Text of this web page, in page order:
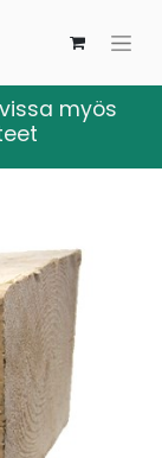
myös